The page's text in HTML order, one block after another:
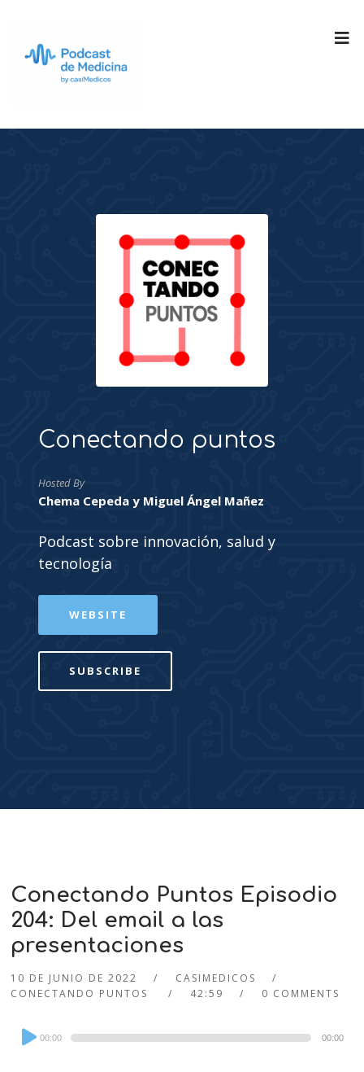
Conectando puntos
Hosted By
Chema Cepeda y Miguel Ángel Mañez
Podcast sobre innovación, salud y
tecnología
WEBSITE
SUBSCRIBE
Conectando Puntos Episodio
204: Del email a las
presentaciones
10 DE JUNIO DE 2022
CASIMEDICOS
CONECTANDO PUNTOS
42:59 0 COMMENTS
Audio
Player
00:00 00:00